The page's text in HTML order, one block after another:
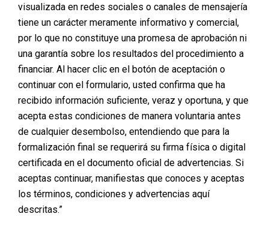
Posted onmarzo 16, 2026
Opciones reales para financiar una cirugía plástica
en Colombia Cada año miles de personas desean
realizarse una cirugía estética. Sin embargo,
muchas veces aparece el mismo obstáculo: no
tener el dinero completo para pagar el
procedimiento. De hecho, este es uno de los
motivos más comunes por los que muchas
personas aplazan una cirugía durante…
Tu bienestar emocional
visualizada en redes sociales o canales de mensajería
tiene un carácter meramente informativo y comercial,
por lo que no constituye una promesa de aprobación ni
una garantía sobre los resultados del procedimiento a
financiar. Al hacer clic en el botón de aceptación o
continuar con el formulario, usted confirma que ha
recibido información suficiente, veraz y oportuna, y que
acepta estas condiciones de manera voluntaria antes
de cualquier desembolso, entendiendo que para la
formalización final se requerirá su firma física o digital
certificada en el documento oficial de advertencias. Si
aceptas continuar, manifiestas que conoces y aceptas
los términos, condiciones y advertencias aquí
descritas.”